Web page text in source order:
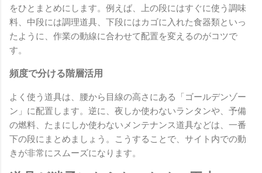
をひとまとめにします。例えば、上の段にはすぐに使う調味
料、中段には調理道具、下段にはカゴに入れた食器類といっ
たように、作業の動線に合わせて配置を変えるのがコツで
す。
頻度で分ける階層活用
よく使う道具は、腰から目線の高さにある「ゴールデンゾー
ン」に配置します。逆に、夜しか使わないランタンや、予備
の燃料、たまにしか使わないメンテナンス道具などは、一番
下の段にまとめましょう。こうすることで、サイト内での動
きが非常にスムーズになります。